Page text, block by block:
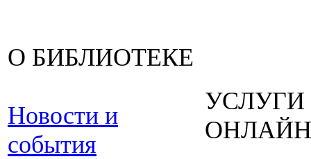
О БИБЛИОТЕКЕ
Новости и
события
УСЛУГИ
ОНЛАЙН